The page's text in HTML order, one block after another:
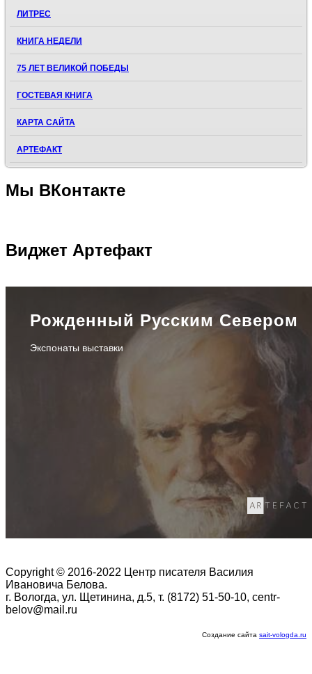
ЛИТРЕС
КНИГА НЕДЕЛИ
75 ЛЕТ ВЕЛИКОЙ ПОБЕДЫ
ГОСТЕВАЯ КНИГА
КАРТА САЙТА
АРТЕФАКТ
Мы ВКонтакте
Виджет Артефакт
Рожденный Русским Севером
Экспонаты выставки
Copyright © 2016-2022 Центр писателя Василия
Ивановича Белова.
г. Вологда, ул. Щетинина, д.5, т. (8172) 51-50-10, centr-
belov@mail.ru
Создание сайта sait-vologda.ru